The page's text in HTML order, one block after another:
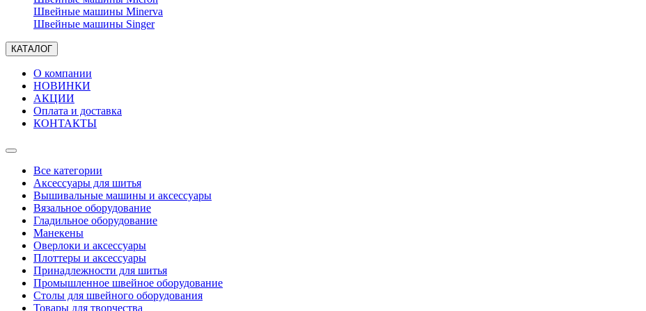
Швейные машины Minerva
Швейные машины Singer
КАТАЛОГ
О компании
НОВИНКИ
АКЦИИ
Оплата и доставка
КОНТАКТЫ
Все категории
Аксессуары для шитья
Вышивальные машины и аксессуары
Вязальное оборудование
Гладильное оборудование
Манекены
Оверлоки и аксессуары
Плоттеры и аксессуары
Принадлежности для шитья
Промышленное швейное оборудование
Столы для швейного оборудования
Товары для творчества